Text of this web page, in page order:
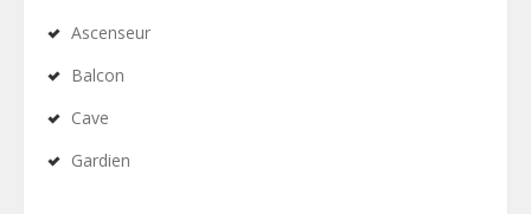
Ascenseur
Balcon
Cave
Gardien